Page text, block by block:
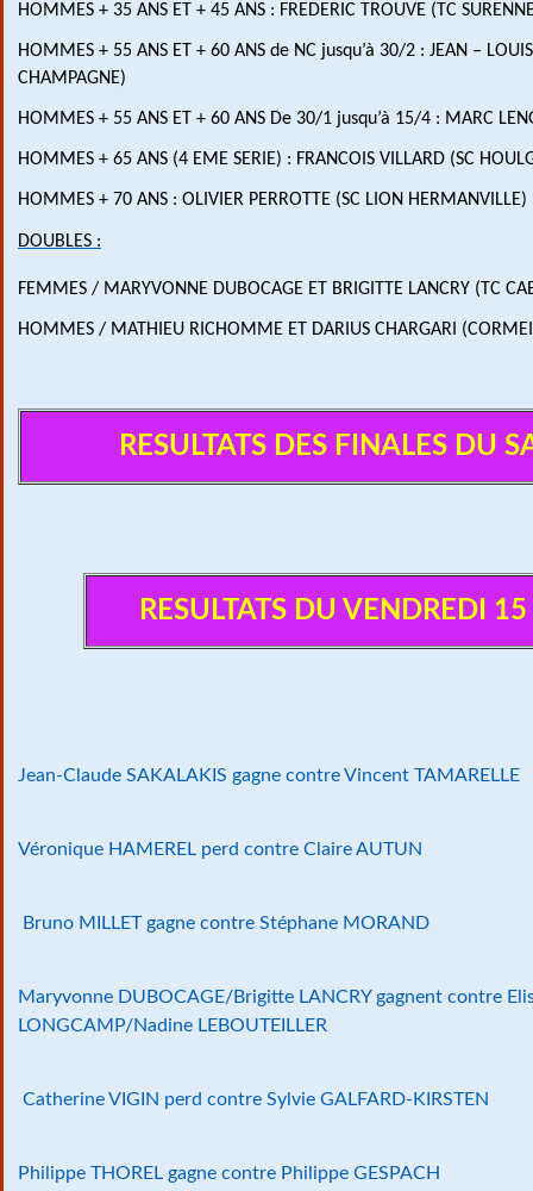
HOMMES + 35 ANS ET + 45 ANS : FREDERIC TROUVE (TC
HOMMES + 55 ANS ET + 60 ANS de NC jusqu’à 30/2 : JEAN –
CHAMPAGNE)
HOMMES + 55 ANS ET + 60 ANS De 30/1 jusqu’à 15/4 : MARC
HOMMES + 65 ANS (4 EME SERIE) : FRANCOIS VILLARD (SC
HOMMES + 70 ANS : OLIVIER PERROTTE (SC LION HERMANVILLE)
DOUBLES :
FEMMES / MARYVONNE DUBOCAGE ET BRIGITTE LANCRY (TC
HOMMES / MATHIEU RICHOMME ET DARIUS CHARGARI
RESULTATS DES FINALES DU
RESULTATS DU VENDREDI
Jean-Claude SAKALAKIS gagne contre Vincent TAMARELLE
Véronique HAMEREL perd contre Claire AUTUN
Bruno MILLET gagne contre Stéphane MORAND
Maryvonne DUBOCAGE/Brigitte LANCRY gagnent contre
LONGCAMP/Nadine LEBOUTEILLER
Catherine VIGIN perd contre Sylvie GALFARD-KIRSTEN
Philippe THOREL gagne contre Philippe GESPACH